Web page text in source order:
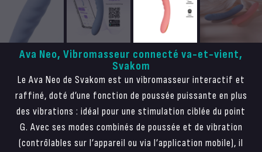
Ava Neo, Vibromasseur connecté va-et-vient,
Svakom
Le Ava Neo de Svakom est un vibromasseur interactif et
raffiné, doté d’une fonction de poussée puissante en plus
des vibrations : idéal pour une stimulation ciblée du point
G. Avec ses modes combinés de poussée et de vibration
(contrôlables sur l’appareil ou via l’application mobile), il